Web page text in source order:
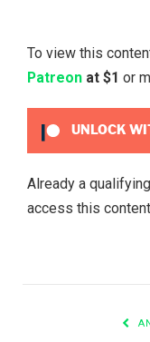
To view this
Patreon at $1 or
UNLOCK
Already a
access this